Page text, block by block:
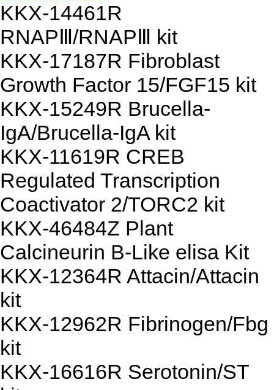
KKX-14461R
RNAPⅢ/RNAPⅢ kit
KKX-17187R Fibroblast
Growth Factor 15/FGF15 kit
KKX-15249R Brucella-
IgA/Brucella-IgA kit
KKX-11619R CREB
Regulated Transcription
Coactivator 2/TORC2 kit
KKX-46484Z Plant
Calcineurin B-Like elisa Kit
KKX-12364R Attacin/Attacin
kit
KKX-12962R Fibrinogen/Fbg
kit
KKX-16616R Serotonin/ST